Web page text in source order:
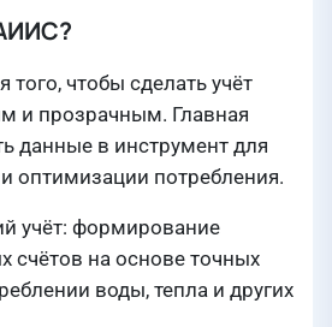
чтобы сделать учёт
и прозрачным. Главная
данные в инструмент для
оптимизации потребления.
учёт: формирование
счётов на основе точных
воды, тепла и других